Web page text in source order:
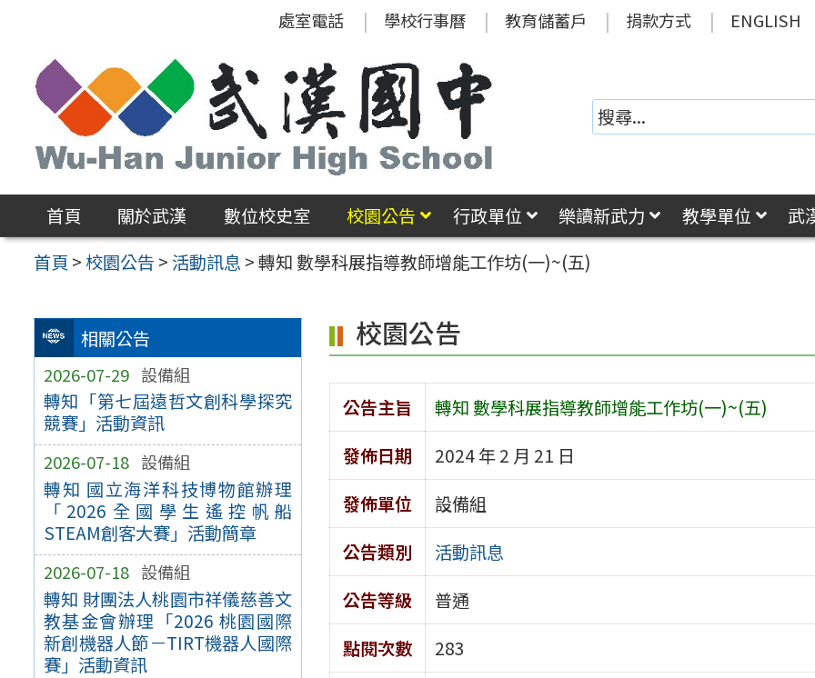
區
處室電話 學校行事曆 教育儲蓄戶 捐款方式 ENGLISH
首頁 關於武漢 數位校史室 校園公告 行政單位 樂讀新武力 教學單位
武
首頁 >校園公告 > 活動訊息 >轉知 數學科展指導教師增能工作坊(一)~(五)
相關公告
2026-07-29 設備組
轉知「第七屆遠哲文創科學探究
競賽」活動資訊
2026-07-18 設備組
轉知 國立海洋科技博物館辦理
「2026全國學生遙控帆船
STEAM創客大賽」活動簡章
2026-07-18 設備組
轉知 財團法人桃園市祥儀慈善文
教基金會辦理「2026 桃園國際
新創機器人節－TIRT機器人國際
賽」活動資訊
校園公告
公告主旨
轉知 數學科展指導教師增能工作坊(一)~(五)
發佈日期
2024 年 2 月 21 日
發佈單位
設備組
公告類別
活動訊息
公告等級
普通
點閱次數
283